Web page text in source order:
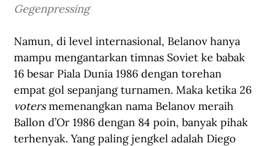
Gegenpressing
Namun, di level internasional, Belanov hanya
mampu mengantarkan timnas Soviet ke babak
16 besar Piala Dunia 1986 dengan torehan
empat gol sepanjang turnamen. Maka ketika 26
voters memenangkan nama Belanov meraih
Ballon d’Or 1986 dengan 84 poin, banyak pihak
terhenyak. Yang paling jengkel adalah Diego